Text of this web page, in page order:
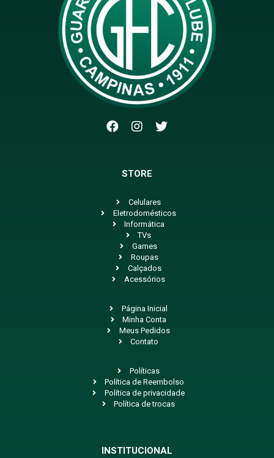
STORE
Celulares
Eletrodomésticos
Informática
TVs
Games
Roupas
Calçados
Acessórios
Página Inicial
Minha Conta
Meus Pedidos
Contato
Políticas
Política de Reembolso
Política de privacidade
Política de trocas
INSTITUCIONAL